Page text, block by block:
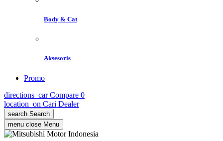
Body & Cat
Aksesoris
Promo
directions_car Compare 0
location_on Cari Dealer
search Search
menu close Menu